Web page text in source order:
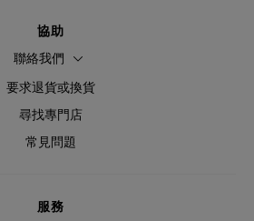
協助
聯絡我們
要求退貨或換貨
尋找專門店
常見問題
服務